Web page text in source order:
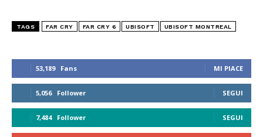
53,189 Fans MI PIACE
5,056 Follower SEGUI
7,484 Follower SEGUI
TAGS FAR CRY FAR CRY 6 UBISOFT UBISOFT MONTREAL